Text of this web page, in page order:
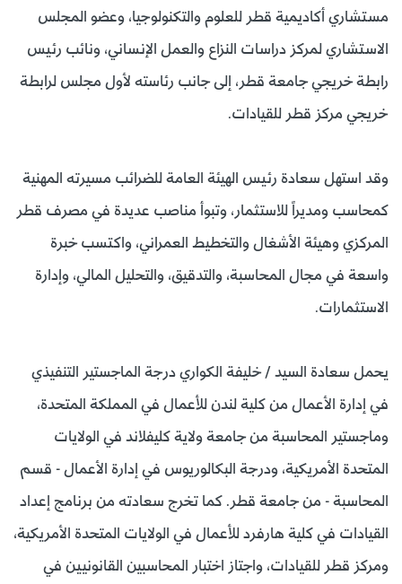
مستشاري أكاديمية قطر للعلوم والتكنولوجيا، وعضو المجلس
الاستشاري لمركز دراسات النزاع والعمل الإنساني، ونائب رئيس
رابطة خريجي جامعة قطر، إلى جانب رئاسته لأول مجلس لرابطة
خريجي مركز قطر للقيادات.
وقد استهل سعادة رئيس الهيئة العامة للضرائب مسيرته المهنية
كمحاسب ومديراً للاستثمار، وتبوأ مناصب عديدة في مصرف قطر
المركزي وهيئة الأشغال والتخطيط العمراني، واكتسب خبرة
واسعة في مجال المحاسبة، والتدقيق، والتحليل المالي، وإدارة
الاستثمارات.
يحمل سعادة السيد / خليفة الكواري درجة الماجستير التنفيذي
في إدارة الأعمال من كلية لندن للأعمال في المملكة المتحدة،
وماجستير المحاسبة من جامعة ولاية كليفلاند في الولايات
المتحدة الأمريكية، ودرجة البكالوريوس في إدارة الأعمال - قسم
المحاسبة - من جامعة قطر. كما تخرج سعادته من برنامج إعداد
القيادات في كلية هارفرد للأعمال في الولايات المتحدة الأمريكية،
ومركز قطر للقيادات، واجتاز اختبار المحاسبين القانونيين في